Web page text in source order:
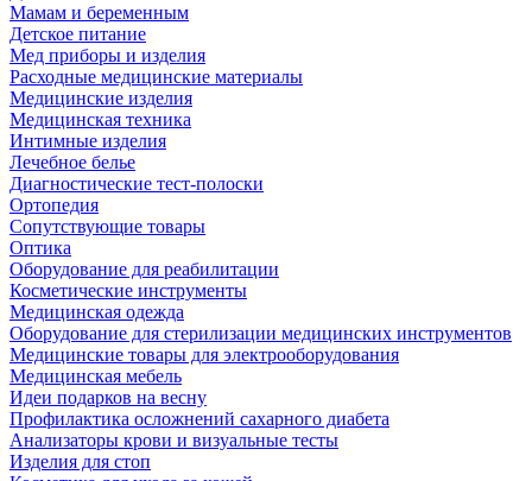
Мамам и беременным
Детское питание
Мед приборы и изделия
Расходные медицинские материалы
Медицинские изделия
Медицинская техника
Интимные изделия
Лечебное белье
Диагностические тест-полоски
Ортопедия
Сопутствующие товары
Оптика
Оборудование для реабилитации
Косметические инструменты
Медицинская одежда
Оборудование для стерилизации медицинских инструментов
Медицинские товары для электрооборудования
Медицинская мебель
Идеи подарков на весну
Профилактика осложнений сахарного диабета
Анализаторы крови и визуальные тесты
Изделия для стоп